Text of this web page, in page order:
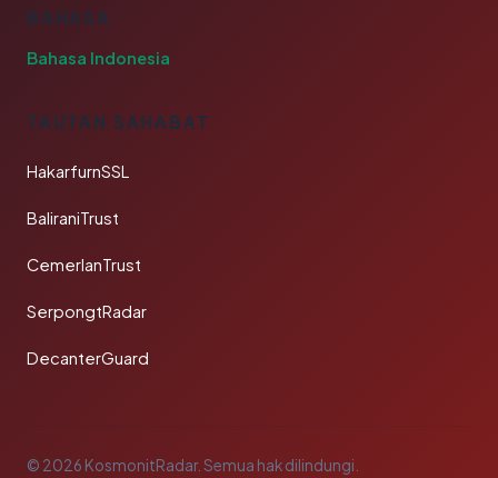
BAHASA
Bahasa Indonesia
TAUTAN SAHABAT
HakarfurnSSL
BaliraniTrust
CemerlanTrust
SerpongtRadar
DecanterGuard
© 2026 KosmonitRadar. Semua hak dilindungi.